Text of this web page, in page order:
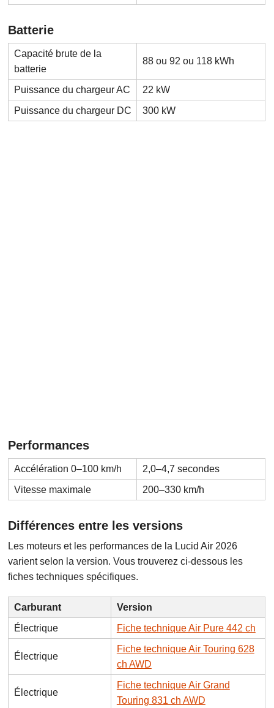
Batterie
Capacité brute de la
batterie
88 ou 92 ou 118 kWh
Puissance du chargeur AC
22 kW
Puissance du chargeur DC
300 kW
Performances
Accélération 0–100 km/h
2,0–4,7 secondes
Vitesse maximale
200–330 km/h
Différences entre les versions
Les moteurs et les performances de la Lucid Air 2026
varient selon la version. Vous trouverez ci-dessous les
fiches techniques spécifiques.
Carburant
Version
Électrique
Fiche technique Air Pure 442 ch
Électrique
Fiche technique Air Touring 628
ch AWD
Électrique
Fiche technique Air Grand
Touring 831 ch AWD